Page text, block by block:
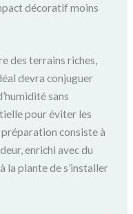
décoratif moins
des terrains riches,
devra conjuguer
sans
pour éviter les
consiste à
enrichi avec du
plante de s’installer